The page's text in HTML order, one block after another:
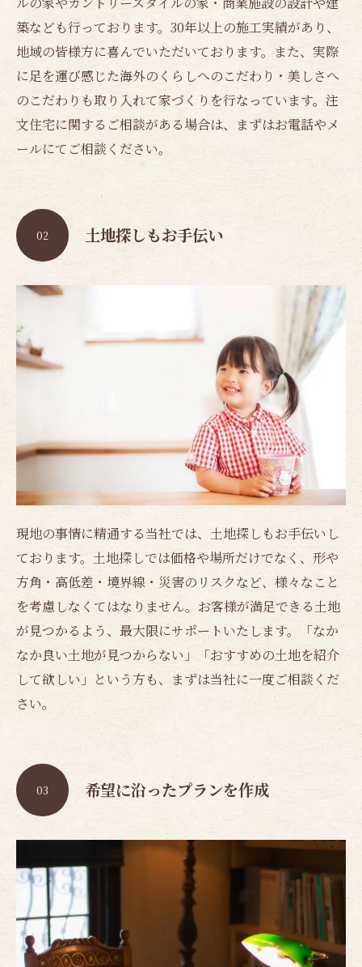
築なども行っております。30年以上の施工実績があり、
地域の皆様方に喜んでいただいております。また、実際
に足を運び感じた海外のくらしへのこだわり・美しさへ
のこだわりも取り入れて家づくりを行なっています。注
文住宅に関するご相談がある場合は、まずはお電話やメ
ールにてご相談ください。
土地探しもお手伝い
02
現地の事情に精通する当社では、土地探しもお手伝いし
ております。土地探しでは価格や場所だけでなく、形や
方角・高低差・境界線・災害のリスクなど、様々なこと
を考慮しなくてはなりません。お客様が満足できる土地
が見つかるよう、最大限にサポートいたします。「なか
なか良い土地が見つからない」「おすすめの土地を紹介
して欲しい」という方も、まずは当社に一度ご相談くだ
さい。
希望に沿ったプランを作成
03